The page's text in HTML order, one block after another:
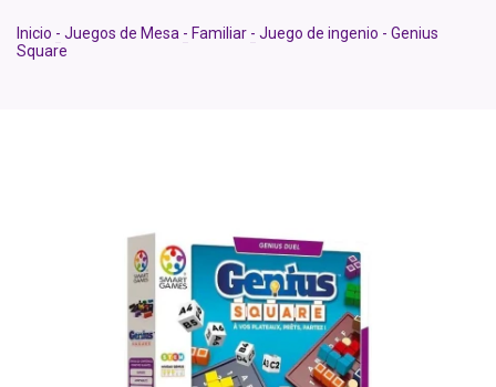
Inicio - Juegos de Mesa - Familiar - Juego de ingenio - Genius
Square